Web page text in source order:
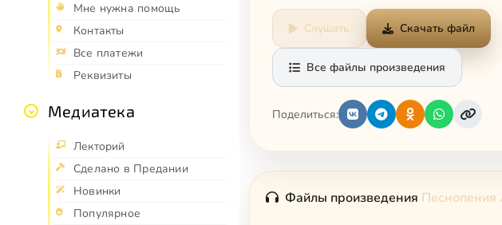
Мне нужна помощь
Контакты
Все платежи
Реквизиты
Медиатека
Лекторий
Сделано в Предании
Новинки
Популярное
Слушать Скачать файл
Все файлы произведения
Поделиться:
Файлы произведения Песнопения